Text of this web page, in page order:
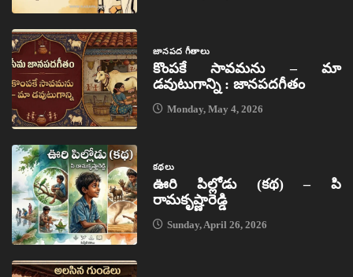
జానపద గీతాలు
కొంపకే సావమను – మా
డవుటుగాన్ని : జానపదగీతం
Monday, May 4, 2026
కథలు
ఊరి పిల్లోడు (కథ) – పి
రామకృష్ణారెడ్డి
Sunday, April 26, 2026